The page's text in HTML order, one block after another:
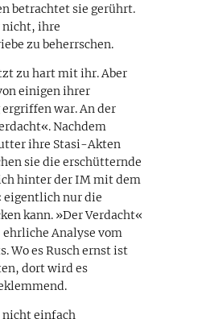
betrachtet sie gerührt.
nicht, ihre
zu beherrschen.
zu hart mit ihr. Aber
einigen ihrer
war. An der
Nachdem
ihre Stasi-Akten
sie die erschütternde
hinter der IM mit dem
eigentlich nur die
kann. »Der Verdacht«
Analyse vom
Wo es Rusch ernst ist
dort wird es
nicht einfach